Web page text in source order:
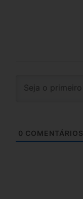
0 COMENTÁRIOS